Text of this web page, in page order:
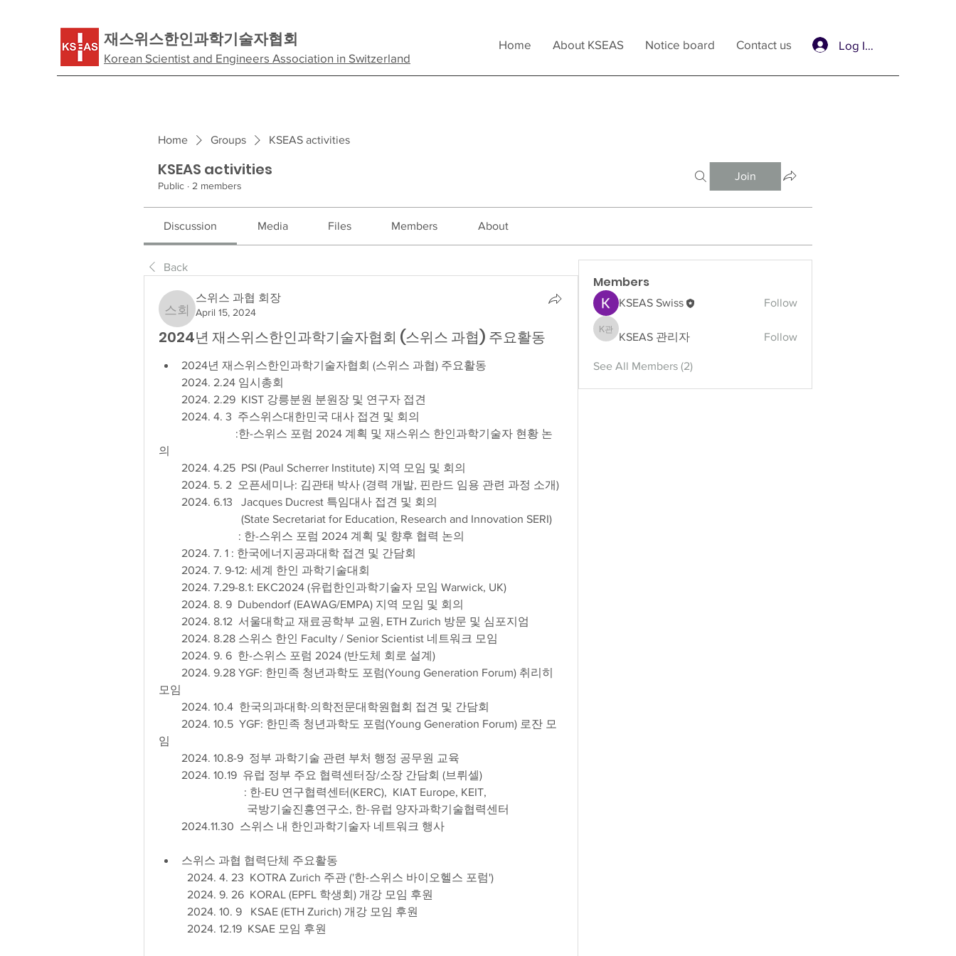
​재스위스한인과학기술자협회
Korean Scientist and Engineers Association in Switzerland
Home About KSEAS Notice board Contact us Log In / Sign Up
Home Groups KSEAS activities
KSEAS activities
Public · 2 members
Join
Discussion Media Files Members About
Back
스위스 과협 회장
스위스 과협 회장
April 15, 2024
2024년 재스위스한인과학기술자협회 (스위스 과협) 주요활동
2024년 재스위스한인과학기술자협회 (스위스 과협) 주요활동
        2024. 2.24 임시총회
        2024. 2.29  KIST 강릉분원 분원장 및 연구자 접견
        2024. 4. 3  주스위스대한민국 대사 접견 및 회의
의
        2024. 4.25  PSI (Paul Scherrer Institute) 지역 모임 및 회의
        2024. 5. 2  오픈세미나: 김관태 박사 (경력 개발, 핀란드 임용 관련 과정 소개)
        2024. 6.13   Jacques Ducrest 특임대사 접견 및 회의
                             (State Secretariat for Education, Research and Innovation SERI)
: 한-스위스 포럼 2024 계획 및 향후 협력 논의
        2024. 7. 1 : 한국에너지공과대학 접견 및 간담회
        2024. 7. 9-12: 세계 한인 과학기술대회
        2024. 7.29-8.1: EKC2024 (유럽한인과학기술자 모임 Warwick, UK)
        2024. 8. 9  Dubendorf (EAWAG/EMPA) 지역 모임 및 회의
        2024. 8.12  서울대학교 재료공학부 교원, ETH Zurich 방문 및 심포지엄
        2024. 8.28 스위스 한인 Faculty / Senior Scientist 네트워크 모임
        2024. 9. 6  한-스위스 포럼 2024 (반도체 회로 설계)
모임
        2024. 10.4  한국의과대학·의학전문대학원협회 접견 및 간담회
2024. 10.5  YGF: 한민족 청년과학도 포럼(Young Generation Forum) 로잔 모
임
        2024. 10.8-9  정부 과학기술 관련 부처 행정 공무원 교육
        2024. 10.19  유럽 정부 주요 협력센터장/소장 간담회 (브뤼셀)
			: 한-EU 연구협력센터(KERC),  KIAT Europe, KEIT,
                               국방기술진흥연구소, 한-유럽 양자과학기술협력센터
        2024.11.30  스위스 내 한인과학기술자 네트워크 행사
스위스 과협 협력단체 주요활동
          2024. 4. 23  KOTRA Zurich 주관 ('한-스위스 바이오헬스 포럼')
	2024. 9. 26  KORAL (EPFL 학생회) 개강 모임 후원
	2024. 10. 9   KSAE (ETH Zurich) 개강 모임 후원
          2024. 12.19  KSAE 모임 후원
Members
KSEAS Swiss Follow
KSEAS 관리자
KSEAS 관리자 Follow
See All Members (2)